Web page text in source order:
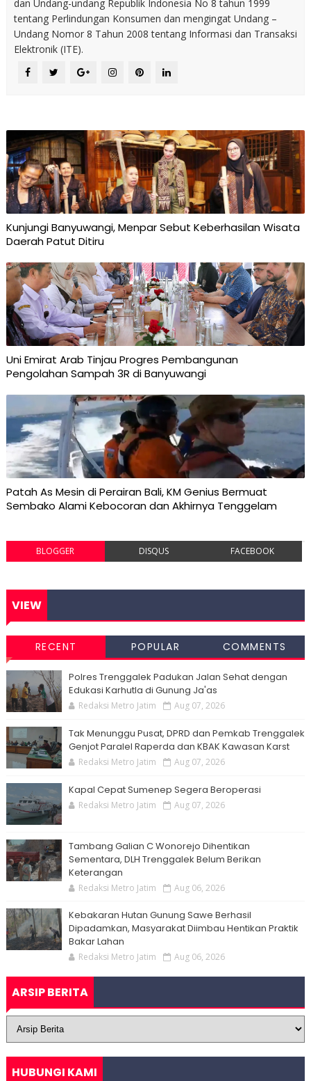
dan Undang-undang Republik Indonesia No 8 tahun 1999
tentang Perlindungan Konsumen dan mengingat Undang –
Undang Nomor 8 Tahun 2008 tentang Informasi dan Transaksi
Elektronik (ITE).
Kunjungi Banyuwangi, Menpar Sebut Keberhasilan Wisata
Daerah Patut Ditiru
Uni Emirat Arab Tinjau Progres Pembangunan
Pengolahan Sampah 3R di Banyuwangi
Patah As Mesin di Perairan Bali, KM Genius Bermuat
Sembako Alami Kebocoran dan Akhirnya Tenggelam
BLOGGER DISQUS FACEBOOK
VIEW
RECENT POPULAR COMMENTS
Polres Trenggalek Padukan Jalan Sehat dengan
Edukasi Karhutla di Gunung Ja'as
Redaksi Metro Jatim Aug 07, 2026
Tak Menunggu Pusat, DPRD dan Pemkab Trenggalek
Genjot Paralel Raperda dan KBAK Kawasan Karst
Redaksi Metro Jatim Aug 07, 2026
Kapal Cepat Sumenep Segera Beroperasi
Redaksi Metro Jatim Aug 07, 2026
Tambang Galian C Wonorejo Dihentikan
Sementara, DLH Trenggalek Belum Berikan
Keterangan
Redaksi Metro Jatim Aug 06, 2026
Kebakaran Hutan Gunung Sawe Berhasil
Dipadamkan, Masyarakat Diimbau Hentikan Praktik
Bakar Lahan
Redaksi Metro Jatim Aug 06, 2026
ARSIP BERITA
HUBUNGI KAMI